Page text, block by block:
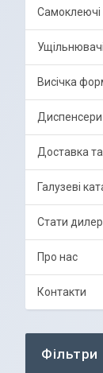
Самоклеючі
Висічка
Диспенсери
Доставка
Галузеві
Стати
Про нас
Контакти
Фільтри